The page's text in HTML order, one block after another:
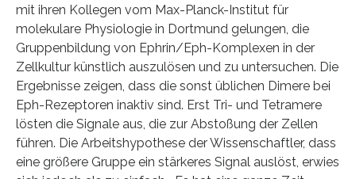
mit ihren Kollegen vom Max-Planck-Institut für
molekulare Physiologie in Dortmund gelungen, die
Gruppenbildung von Ephrin/Eph-Komplexen in der
Zellkultur künstlich auszulösen und zu untersuchen. Die
Ergebnisse zeigen, dass die sonst üblichen Dimere bei
Eph-Rezeptoren inaktiv sind. Erst Tri- und Tetramere
lösten die Signale aus, die zur Abstoßung der Zellen
führen. Die Arbeitshypothese der Wissenschaftler, dass
eine größere Gruppe ein stärkeres Signal auslöst, erwies